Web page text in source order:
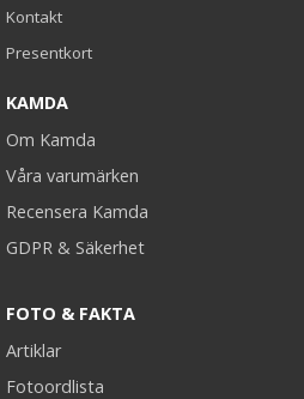
Kontakt
Presentkort
KAMDA
Om Kamda
Våra varumärken
Recensera Kamda
GDPR & Säkerhet
FOTO & FAKTA
Artiklar
Fotoordlista